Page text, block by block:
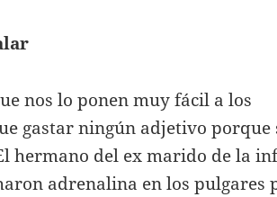
nos lo ponen muy fácil a los
gastar ningún adjetivo porque
hermano del ex marido de la
adrenalina en los pulgares